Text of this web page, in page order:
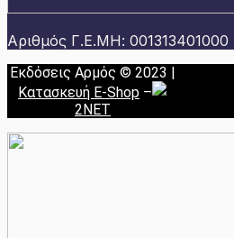
Αριθμός Γ.Ε.ΜΗ: 001313401000
Εκδόσεις Αρμός © 2023 |
Κατασκευή E-Shop –
2NET